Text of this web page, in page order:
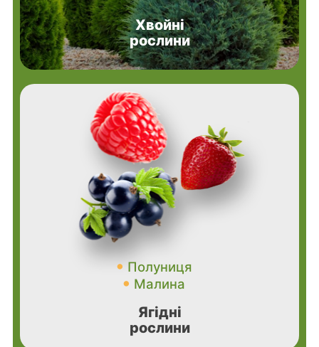
Хвойні
рослини
Полуниця
Малина
Ягідні
рослини